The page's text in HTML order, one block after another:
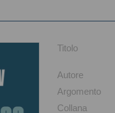
Titolo
Autore
Argomento
Collana